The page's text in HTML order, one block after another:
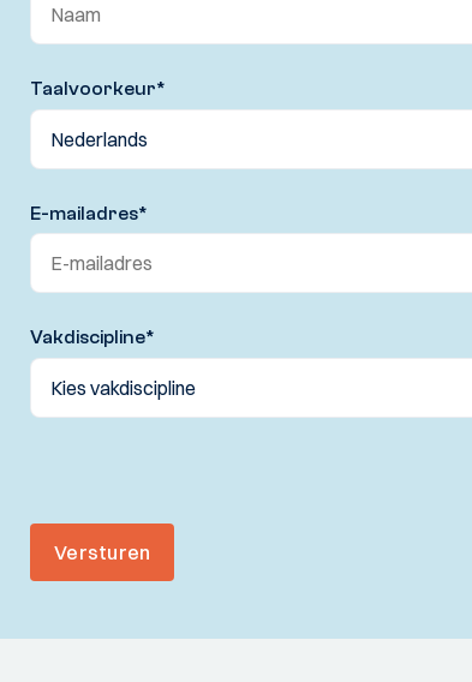
Taalvoorkeur*
E-mailadres*
Vakdiscipline*
Versturen